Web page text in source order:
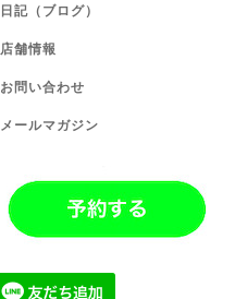
日記（ブログ）
店舗情報
お問い合わせ
メールマガジン